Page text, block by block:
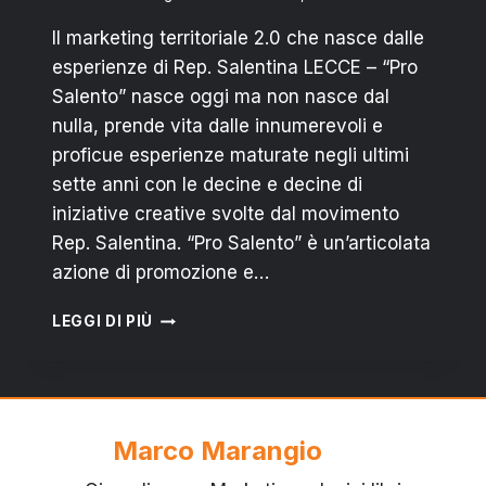
Il marketing territoriale 2.0 che nasce dalle
esperienze di Rep. Salentina LECCE – “Pro
Salento” nasce oggi ma non nasce dal
nulla, prende vita dalle innumerevoli e
proficue esperienze maturate negli ultimi
sette anni con le decine e decine di
iniziative creative svolte dal movimento
Rep. Salentina. “Pro Salento” è un’articolata
azione di promozione e…
LEGGI DI PIÙ LECCE:
MODO
Marco Marangio